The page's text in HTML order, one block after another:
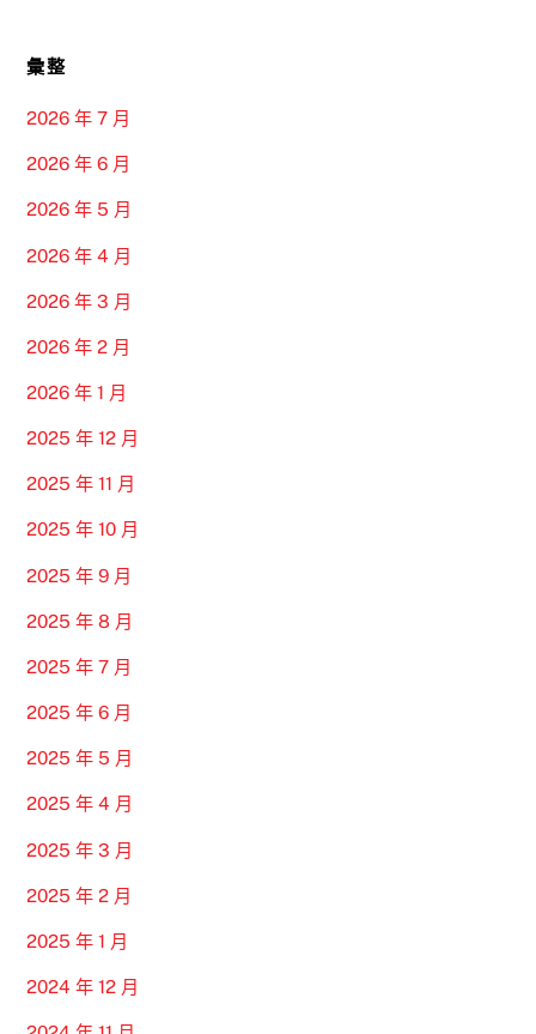
彙整
2026 年 7 月
2026 年 6 月
2026 年 5 月
2026 年 4 月
2026 年 3 月
2026 年 2 月
2026 年 1 月
2025 年 12 月
2025 年 11 月
2025 年 10 月
2025 年 9 月
2025 年 8 月
2025 年 7 月
2025 年 6 月
2025 年 5 月
2025 年 4 月
2025 年 3 月
2025 年 2 月
2025 年 1 月
2024 年 12 月